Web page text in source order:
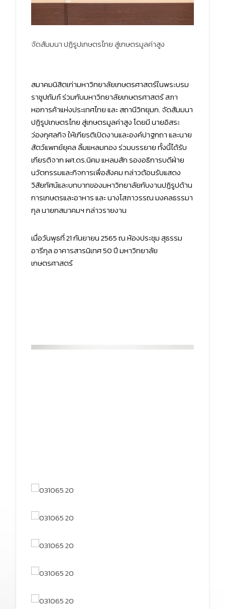
จัดสัมมนา ปฏิรูปเกษตรไทย สู่เกษตรมูลค่าสูง
สมาคมนิสิตเก่ามหาวิทยาลัยเกษตรศาสตร์ในพระบรม
ราชูปถัมภ์ ร่วมกับมหาวิทยาลัยเกษตรศาสตร์ สภา
หอการค้าแห่งประเทศไทย และ สถานีวิทยุมก. จัดสัมมนา
ปฏิรูปเกษตรไทย สู่เกษตรมูลค่าสูง โดยมี นายอิสระ
ว่องกุศลกิจ ให้เกียรติเปิดงานและองค์ปาฐกถา และนาย
สัตว์แพทย์ยุคล ลิ้มแหลมทอง ร่วมบรรยาย ทั้งนี้ได้รับ
เกียรติจาก ผศ.ดร.นิคม แหลมสัก รองอธิการบดีฝ่าย
นวัตกรรมและกิจการเพื่อสังคม กล่าวต้อนรับแสดง
วิสัยทัศน์และบทบาทของมหาวิทยาลัยกับงานปฏิรูปด้าน
การเกษตรและอาหาร และ นางโสภาวรรณ มงคลธรรมา
กุล นายกสมาคมฯ กล่าวรายงาน
เมื่อวันพุธที่ 21 กันยายน 2565 ณ ห้องประชุม สุธรรม
อารีกุล อาคารสารนิเทศ 50 ปี มหาวิทยาลัย
เกษตรศาสตร์